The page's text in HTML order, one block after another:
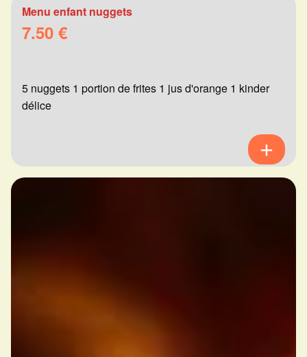
Menu enfant nuggets
7.50 €
5 nuggets 1 portion de frites 1 jus d'orange 1 kinder
délice